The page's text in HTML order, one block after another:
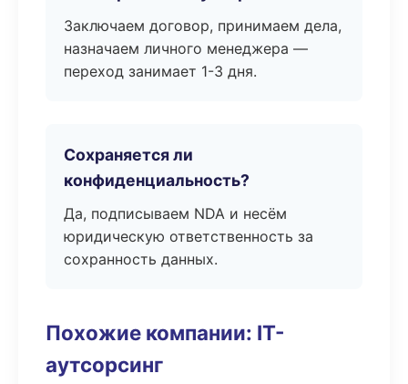
Заключаем договор, принимаем дела,
назначаем личного менеджера —
переход занимает 1-3 дня.
Сохраняется ли
конфиденциальность?
Да, подписываем NDA и несём
юридическую ответственность за
сохранность данных.
Похожие компании: IT-
аутсорсинг